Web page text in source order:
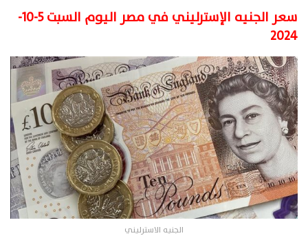
سعر الجنيه الإسترليني في مصر اليوم السبت 5-10-
2024
الجنيه الاسترليني